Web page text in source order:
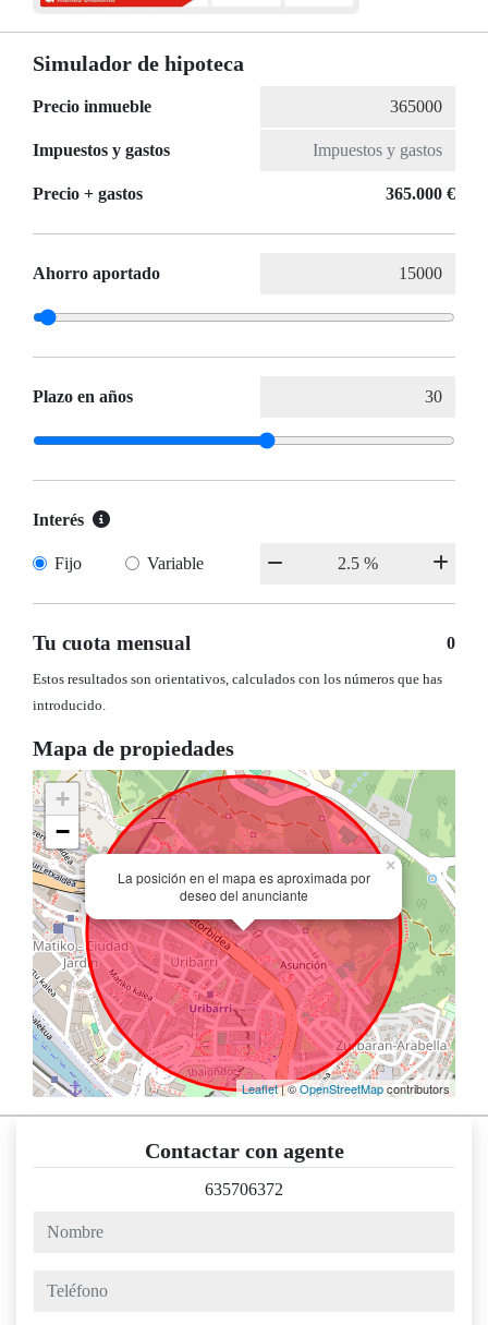
Simulador de hipoteca
Precio inmueble
Impuestos y gastos
Precio + gastos 365.000 €
Ahorro aportado
Plazo en años
Interés
Fijo Variable
Tu cuota mensual 0
Estos resultados son orientativos, calculados con los números que has
introducido.
Mapa de propiedades
La posición en el mapa es aproximada por
deseo del anunciante
×
+
−
Leaflet| ©OpenStreetMapcontributors
Contactar con agente
635706372
nombre
teléfono